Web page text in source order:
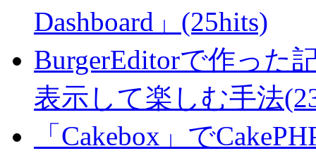
Dashboard」(25hits)
BurgerEditorで作った
表示して楽しむ手法
「Cakebox」で